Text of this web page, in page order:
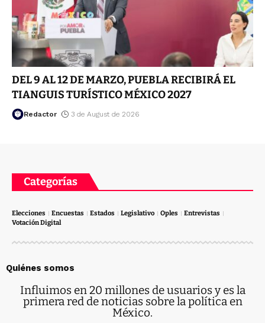
DEL 9 AL 12 DE MARZO, PUEBLA RECIBIRÁ EL
TIANGUIS TURÍSTICO MÉXICO 2027
Redactor 3 de August de 2026
Categorías
Elecciones Encuestas Estados Legislativo Oples
Entrevistas
Votación Digital
Quiénes somos
Influimos en 20 millones de usuarios y es la
primera red de noticias sobre la política en
México.